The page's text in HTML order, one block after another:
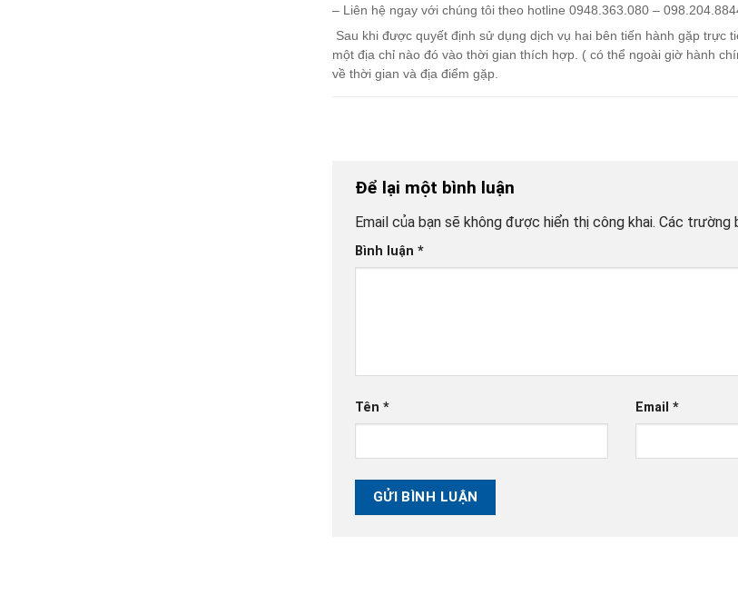
– Liên hệ ngay với chúng tôi theo hotline 0948.363.080 –
Sau khi được quyết định sử dụng dịch vụ hai bên tiến hành gặp trực
một địa chỉ nào đó vào thời gian thích hợp. ( có thể ngoài giờ hành
về thời gian và địa điểm gặp.
Để lại một bình luận
Email của bạn sẽ không được hiển thị công khai. Các trường
Bình luận *
Tên * Email*